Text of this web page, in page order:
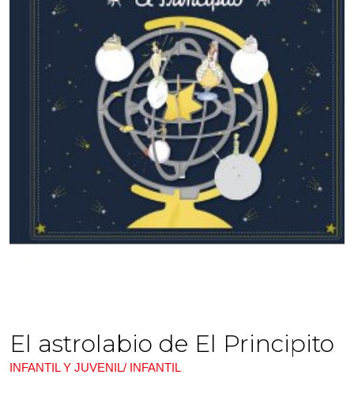
El astrolabio de El Principito
INFANTIL Y JUVENIL/ INFANTIL